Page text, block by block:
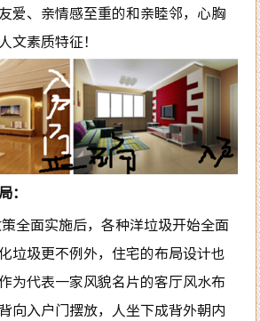
爱、亲情感至重的和亲睦邻，心胸
文素质特征！
：
全面实施后，各种洋垃圾开始全面
垃圾更不例外，住宅的布局设计也
为代表一家风貌名片的客厅风水布
向入户门摆放，人坐下成背外朝内